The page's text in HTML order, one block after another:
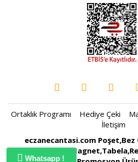
Whatsapp !
Ortaklık Programı Hediye Çeki
İletişim
eczanecantasi.com